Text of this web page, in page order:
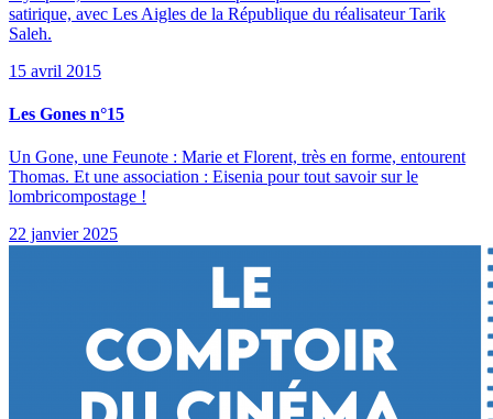
satirique, avec Les Aigles de la République du réalisateur Tarik
Saleh.
15 avril 2015
Les Gones n°15
Un Gone, une Feunote : Marie et Florent, très en forme, entourent
Thomas. Et une association : Eisenia pour tout savoir sur le
lombricompostage !
22 janvier 2025